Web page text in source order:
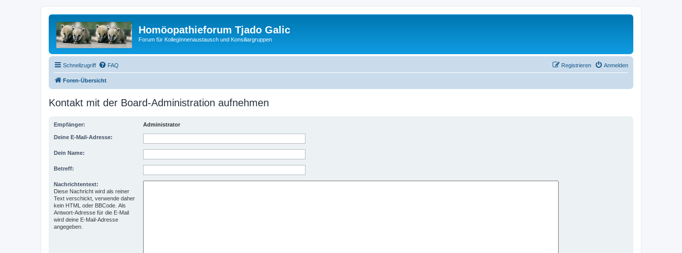
Homöopathieforum Tjado Galic
Forum für KollegInnenaustausch und Konsiliargruppen
Schnellzugriff FAQ Anmelden
Registrieren
Foren-Übersicht
Kontakt mit der Board-Administration aufnehmen
Empfänger: Administrator
Deine E-Mail-Adresse:
Dein Name:
Betreff:
Nachrichtentext:
Diese Nachricht wird als reiner
Text verschickt, verwende daher
kein HTML oder BBCode. Als
Antwort-Adresse für die E-Mail
wird deine E-Mail-Adresse
angegeben.